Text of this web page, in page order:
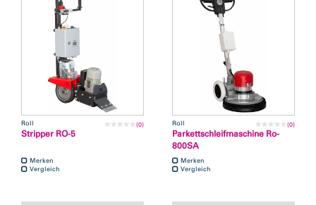
Roll (0)
Stripper RO-5
Merken
Vergleich
Roll (0)
Parkettschleifmaschine Ro-
800SA
Merken
Vergleich